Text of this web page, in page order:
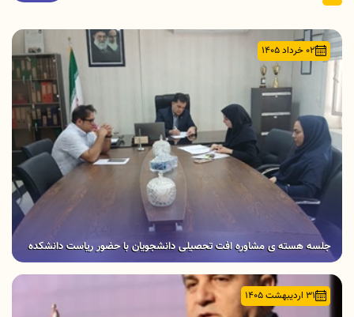
02 خرداد 1405
جلسه هسته ی مشاوره افت تحصیلی دانشجویان با حضور ریاست دانشکده
31 اردیبهشت 1405